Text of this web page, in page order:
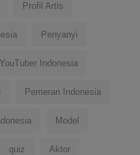
Profil Artis
Penyanyi
YouTuber Indonesia
Pemeran Indonesia
Model
quiz Aktor